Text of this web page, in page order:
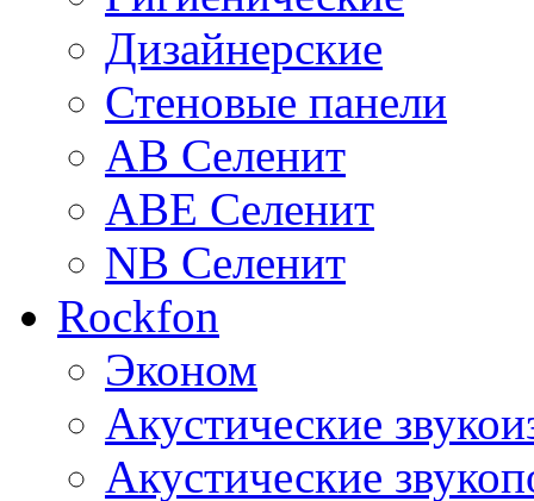
Дизайнерские
Стеновые панели
AB Селенит
ABE Селенит
NB Селенит
Rockfon
Эконом
Акустические
Акустические